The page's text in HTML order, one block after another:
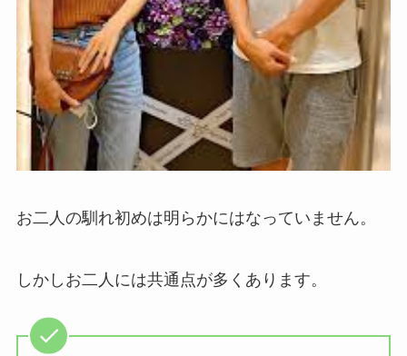
お二人の馴れ初めは明らかにはなっていません。
しかしお二人には共通点が多くあります。